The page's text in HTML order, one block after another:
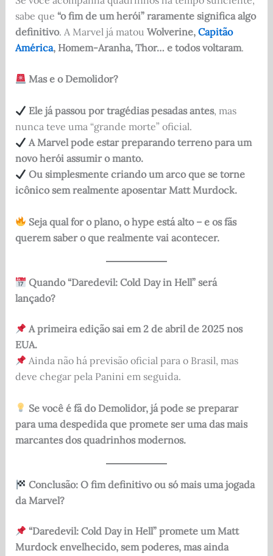
sabe que “o fim de um herói” raramente significa algo
definitivo. A Marvel já matou Wolverine, Capitão
América, Homem-Aranha, Thor… e todos voltaram.
Mas e o Demolidor?
Ele já passou por tragédias pesadas antes, mas
nunca teve uma “grande morte” oficial.
A Marvel pode estar preparando terreno para um
novo herói assumir o manto.
Ou simplesmente criando um arco que se torne
icônico sem realmente aposentar Matt Murdock.
Seja qual for o plano, o hype está alto – e os fãs
querem saber o que realmente vai acontecer.
Quando “Daredevil: Cold Day in Hell” será
lançado?
A primeira edição sai em 2 de abril de 2025 nos
EUA.
Ainda não há previsão oficial para o Brasil, mas
deve chegar pela Panini em seguida.
Se você é fã do Demolidor, já pode se preparar
para uma despedida que promete ser uma das mais
marcantes dos quadrinhos modernos.
Conclusão: O fim definitivo ou só mais uma jogada
da Marvel?
“Daredevil: Cold Day in Hell” promete um Matt
Murdock envelhecido, sem poderes, mas ainda